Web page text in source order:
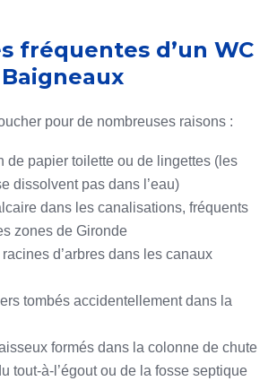
fréquentes d’un WC
pour de nombreuses raisons :
de papier toilette ou de lingettes (les
dissolvent pas dans l’eau)
dans les canalisations, fréquents
zones de Gironde
racines d’arbres dans les canaux
tombés accidentellement dans la
formés dans la colonne de chute
tout-à-l’égout ou de la fosse septique